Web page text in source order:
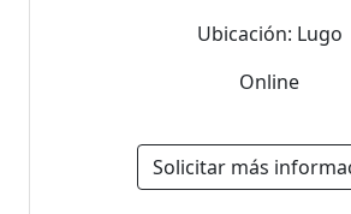
Ubicación: Lugo
Online
Solicitar más